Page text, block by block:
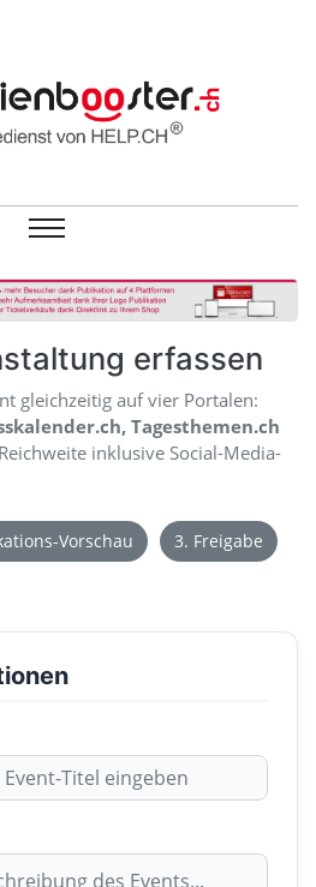
erfassen
gleichzeitig auf vier Portalen:
Tagesthemen.ch
inklusive Social-Media-
Vorschau
3. Freigabe